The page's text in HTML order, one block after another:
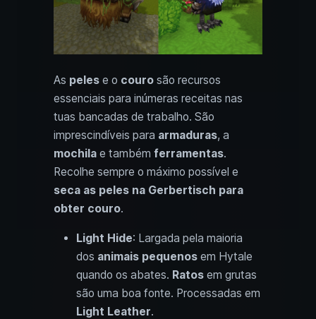
As peles e o couro são recursos
essenciais para inúmeras receitas nas
tuas bancadas de trabalho. São
imprescindíveis para armaduras, a
mochila e também ferramentas.
Recolhe sempre o máximo possível e
seca as peles na Gerbertisch para
obter couro.
Light Hide: Largada pela maioria
dos animais pequenos em Hytale
quando os abates. Ratos em grutas
são uma boa fonte. Processadas em
Light Leather.